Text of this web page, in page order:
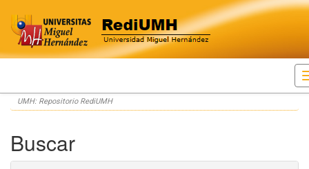
Skip
navigation
UMH: Repositorio RediUMH
Buscar